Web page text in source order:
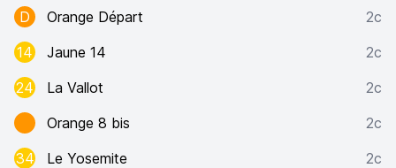
D
Orange Départ
2c
14
Jaune 14
2c
24
La Vallot
2c
Orange 8 bis
2c
34
Le Yosemite
2c